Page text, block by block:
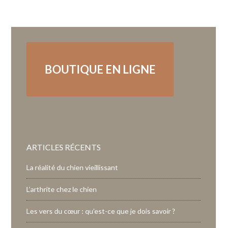
BOUTIQUE EN LIGNE
ARTICLES RÉCENTS
La réalité du chien vieillissant
L’arthrite chez le chien
Les vers du cœur : qu’est-ce que je dois savoir ?